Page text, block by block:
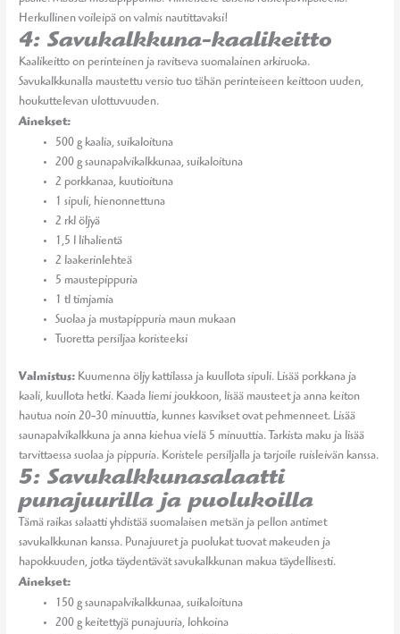
Herkullinen voileipä on valmis nautittavaksi!
4: Savukalkkuna-kaalikeitto
Kaalikeitto on perinteinen ja ravitseva suomalainen arkiruoka.
Savukalkkunalla maustettu versio tuo tähän perinteiseen keittoon uuden,
houkuttelevan ulottuvuuden.
Ainekset:
500 g kaalia, suikaloituna
200 g saunapalvikalkkunaa, suikaloituna
2 porkkanaa, kuutioituna
1 sipuli, hienonnettuna
2 rkl öljyä
1,5 l lihalientä
2 laakerinlehteä
5 maustepippuria
1 tl timjamia
Suolaa ja mustapippuria maun mukaan
Tuoretta persiljaa koristeeksi
Valmistus: Kuumenna öljy kattilassa ja kuullota sipuli. Lisää porkkana ja
kaali, kuullota hetki. Kaada liemi joukkoon, lisää mausteet ja anna keiton
hautua noin 20-30 minuuttia, kunnes kasvikset ovat pehmenneet. Lisää
saunapalvikalkkuna ja anna kiehua vielä 5 minuuttia. Tarkista maku ja lisää
tarvittaessa suolaa ja pippuria. Koristele persiljalla ja tarjoile ruisleivän kanssa.
5: Savukalkkunasalaatti
punajuurilla ja puolukoilla
Tämä raikas salaatti yhdistää suomalaisen metsän ja pellon antimet
savukalkkunan kanssa. Punajuuret ja puolukat tuovat makeuden ja
hapokkuuden, jotka täydentävät savukalkkunan makua täydellisesti.
Ainekset:
150 g saunapalvikalkkunaa, suikaloituna
200 g keitettyjä punajuuria, lohkoina